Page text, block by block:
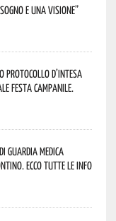
e una visione”
d’intesa
Festa Campanile.
Medica
Ecco tutte le info